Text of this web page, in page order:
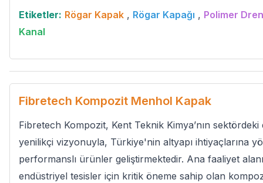
Etiketler: Rögar Kapak , Rögar Kapağı , Polimer
Kanal
Fibretech Kompozit Menhol Kapak
Fibretech Kompozit, Kent Teknik Kimya’nın
yenilikçi vizyonuyla, Türkiye'nin altyapı ihtiyaçlarına
performanslı ürünler geliştirmektedir. Ana faaliyet
endüstriyel tesisler için kritik öneme sahip olan